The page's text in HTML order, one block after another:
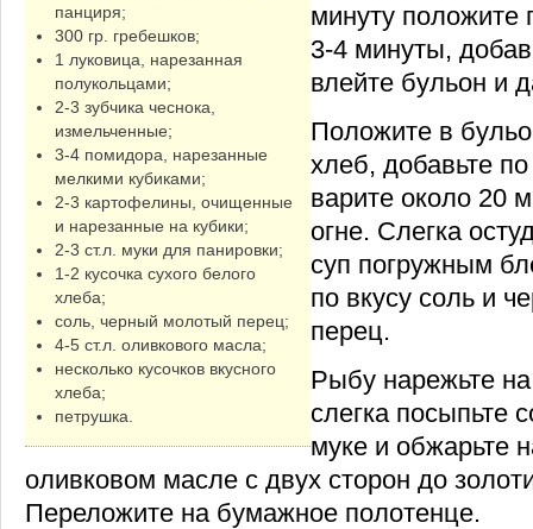
панциря;
300 гр. гребешков;
1 луковица, нарезанная
полукольцами;
2-3 зубчика чеснока,
измельченные;
3-4 помидора, нарезанные
мелкими кубиками;
2-3 картофелины, очищенные
и нарезанные на кубики;
2-3 ст.л. муки для панировки;
1-2 кусочка сухого белого
хлеба;
соль, черный молотый перец;
4-5 ст.л. оливкового масла;
несколько кусочков вкусного
хлеба;
петрушка.
минуту
3-4 минуты,
влейте бульон и
Положите в
хлеб, добавьте
варите около 20
огне. Слегка
суп погружным
по вкусу соль и
перец.
Рыбу нарежьте
слегка посыпьте
муке и обжарьте
оливковом масле с двух сторон до
Переложите на бумажное полотенце.